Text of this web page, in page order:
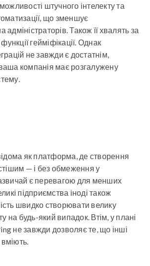
штучного інтелекту та
що зменшує
Також її хвалять за
функції гейміфікації. Однак
не завжди є достатнім,
компанія має розгалужену
як платформа, де створення
— і без обмеження у
є перевагою для менших
підприємства іноді також
швидко створювати велику
на будь-який випадок. Втім, у плані
не завжди дозволяє те, що інші